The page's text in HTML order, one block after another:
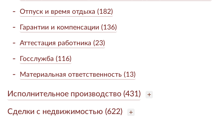
Отпуск и время отдыха (182)
Гарантии и компенсации (136)
Аттестация работника (23)
Госслужба (116)
Материальная ответственность (13)
Исполнительное производство (431)
Сделки с недвижимостью (622)